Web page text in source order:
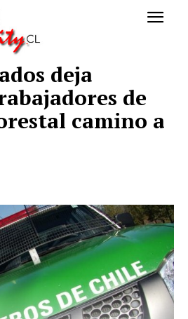
deja
de
camino a